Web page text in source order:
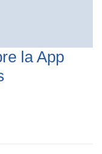
la App